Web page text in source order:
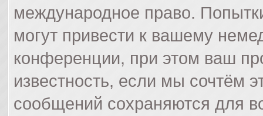
международное право.
могут привести к вашему
конференции, при этом ваш
известность, если мы сочтём
сообщений сохраняются для